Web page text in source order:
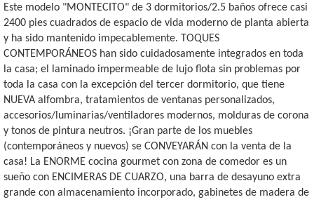
Este modelo "MONTECITO" de 3 dormitorios/2.5 baños ofrece casi
2400 pies cuadrados de espacio de vida moderno de planta abierta
y ha sido mantenido impecablemente. TOQUES
CONTEMPORÁNEOS han sido cuidadosamente integrados en toda
la casa; el laminado impermeable de lujo flota sin problemas por
toda la casa con la excepción del tercer dormitorio, que tiene
NUEVA alfombra, tratamientos de ventanas personalizados,
accesorios/luminarias/ventiladores modernos, molduras de corona
y tonos de pintura neutros. ¡Gran parte de los muebles
(contemporáneos y nuevos) se CONVEYARÁN con la venta de la
casa! La ENORME cocina gourmet con zona de comedor es un
sueño con ENCIMERAS DE CUARZO, una barra de desayuno extra
grande con almacenamiento incorporado, gabinetes de madera de